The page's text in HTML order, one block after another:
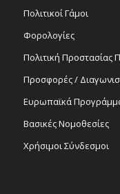
Πολιτικοί Γάμοι
Φορολογίες
Πολιτική
Προσφορές /
Ευρωπαϊκά
Βασικές Νομοθεσίες
Χρήσιμοι Σύνδεσμοι